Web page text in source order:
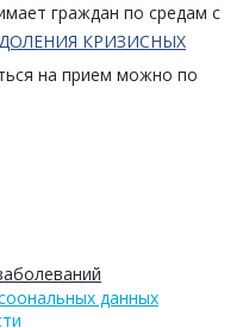
КРИЗИСНЫХ
граждан по средам с
на прием можно по
данных